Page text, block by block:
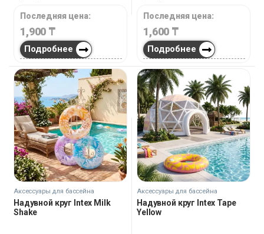
Последняя цена:
1,900 ₸
Подробнее
Последняя цена:
1,600 ₸
Подробнее
Аксессуары для бассейна
Надувной круг Intex Milk
Shake
Аксессуары для бассейна
Надувной круг Intex Tape
Yellow